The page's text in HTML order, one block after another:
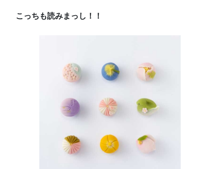
こっちも読みまっし！！